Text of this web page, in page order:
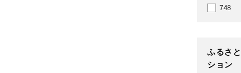
748
ふるさ
ション